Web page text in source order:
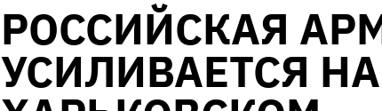
РОССИЙСКАЯ
УСИЛИВАЕТСЯ НА